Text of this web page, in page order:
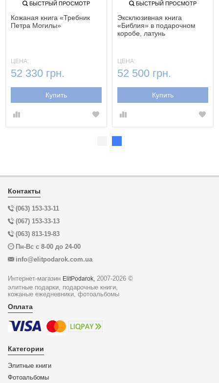
БЫСТРЫЙ ПРОСМОТР
Кожаная книга «Требник
Петра Могилы»
ЦЕНА:
52 330 грн.
Купить
БЫСТРЫЙ ПРОСМОТР
Эксклюзивная книга
«Библия» в подарочном
коробе, латунь
ЦЕНА:
52 500 грн.
Купить
Контакты
(063) 153-33-11
(067) 153-33-13
(063) 813-19-83
Пн-Вс с 8-00 до 24-00
info@elitpodarok.com.ua
Интернет-магазин ElitPodarok,
2007-2026 ©
элитные подарки, подарочные книги,
кожаные ежедневники, фотоальбомы
Оплата
Категории
Элитные книги
Фотоальбомы